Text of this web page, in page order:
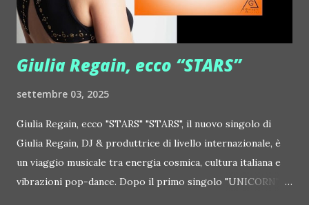
http://www.myspace.com/jonhopkins Le Luci della
Centrale Elettrica Loco Dice ::
http://www.myspace.com/locod...
Giulia Regain, ecco “STARS”
settembre 03, 2025
Giulia Regain, ecco "STARS" "STARS", il nuovo singolo di
Giulia Regain, DJ & produttrice di livello internazionale, è
un viaggio musicale tra energia cosmica, cultura italiana e
vibrazioni pop-dance. Dopo il primo singolo "UNICORN",